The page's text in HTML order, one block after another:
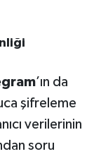
’ın da
şifreleme
verilerinin
soru